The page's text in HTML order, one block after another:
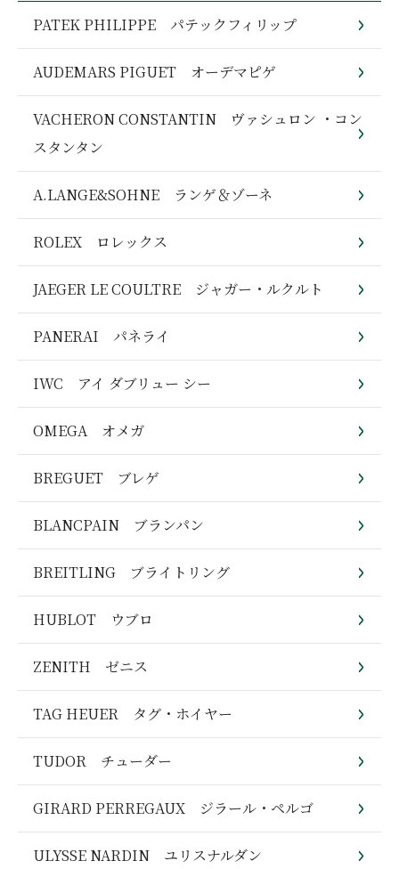
PATEK PHILIPPE パテックフィリップ
AUDEMARS PIGUET オーデマピゲ
VACHERON CONSTANTIN ヴァシュロン ・コン
スタンタン
A.LANGE&SOHNE ランゲ＆ゾーネ
ROLEX ロレックス
JAEGER LE COULTRE ジャガー・ルクルト
PANERAI パネライ
IWC アイ ダブリュー シー
OMEGA オメガ
BREGUET ブレゲ
BLANCPAIN ブランパン
BREITLING ブライトリング
HUBLOT ウブロ
ZENITH ゼニス
TAG HEUER タグ・ホイヤー
TUDOR チューダー
GIRARD PERREGAUX ジラール・ペルゴ
ULYSSE NARDIN ユリスナルダン